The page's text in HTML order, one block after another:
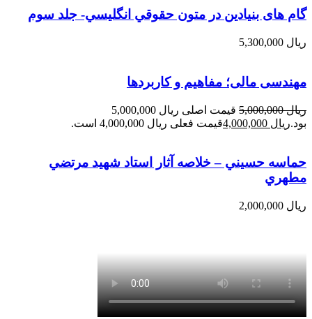
گام های بنیادین در متون حقوقي انگليسي- جلد سوم
ریال
مهندسی مالی؛ مفاهیم و کاربردها
ریال5,000,000
قیمت اصلی ریال 5,000,000
بود.ریال قیمت فعلی ریال 4,000,000 است.
حماسه حسيني – خلاصه آثار استاد شهيد مرتضي
مطهري
ریال